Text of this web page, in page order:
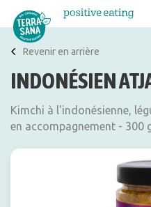
À propos de nous
Blog
FAQ
Revenir en arrière
INDONÉSIEN
Kimchi à l'indonésienne,
en accompagnement - 300